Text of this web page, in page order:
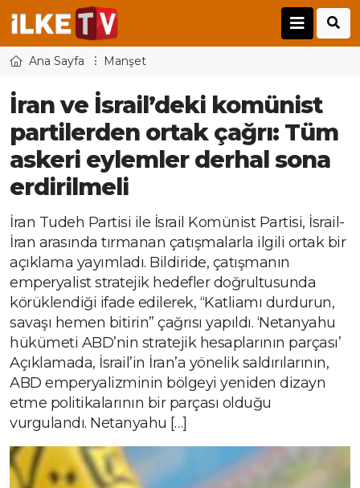
Ana Sayfa Manşet
İran ve İsrail’deki komünist
partilerden ortak çağrı: Tüm
askeri eylemler derhal sona
erdirilmeli
İran Tudeh Partisi ile İsrail Komünist Partisi, İsrail-
İran arasında tırmanan çatışmalarla ilgili ortak bir
açıklama yayımladı. Bildiride, çatışmanın
emperyalist stratejik hedefler doğrultusunda
körüklendiği ifade edilerek, “Katliamı durdurun,
savaşı hemen bitirin” çağrısı yapıldı. ‘Netanyahu
hükümeti ABD’nin stratejik hesaplarının parçası’
Açıklamada, İsrail’in İran’a yönelik saldırılarının,
ABD emperyalizminin bölgeyi yeniden dizayn
etme politikalarının bir parçası olduğu
vurgulandı. Netanyahu […]